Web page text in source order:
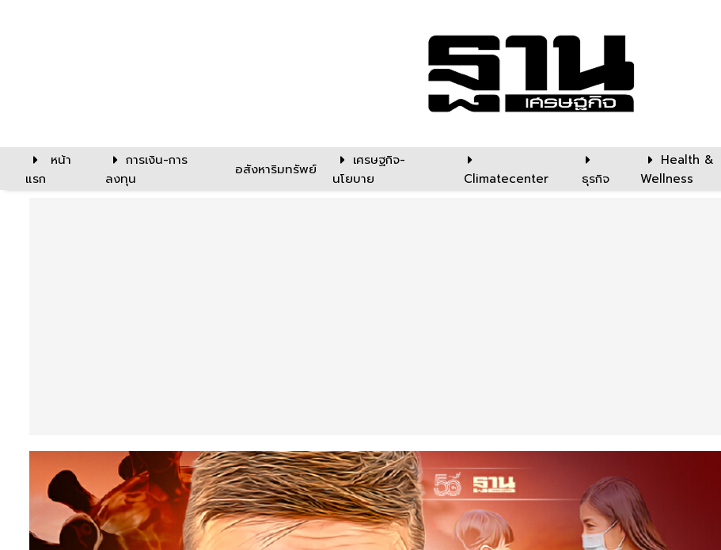
หน้า
แรก
การเงิน-การ
ลงทุน
อสังหาริมทรัพย์
เศรษฐกิจ-
นโยบาย
Climatecenter ธุรกิจ
Health &
Wellness